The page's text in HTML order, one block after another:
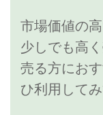
市場価値の
少しでも高
売る方にお
ひ利用して